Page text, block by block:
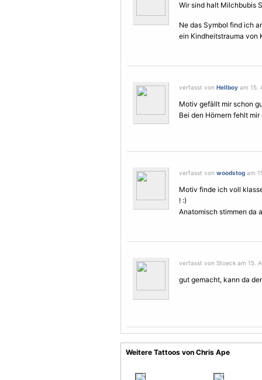
Wir sind halt Milchbubis
Ne das Symbol find ich
ein Kindheitstrauma von
verfasst von Hellboy am 15.
Motiv gefällt mir schon
Bei den Hörnern fehlt
verfasst von woodstog am
Motiv finde ich voll
! :)
Anatomisch stimmen da
verfasst von Stoeck am 15.
gut gemacht, kann da
Weitere Tattoos von Chris Ape